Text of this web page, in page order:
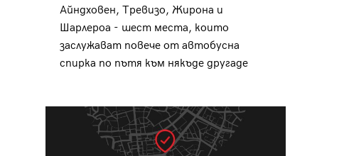
Айндховен, Тревизо, Жирона и
Шарлероа - шест места, които
заслужават повече от автобусна
спирка по пътя към някъде другаде